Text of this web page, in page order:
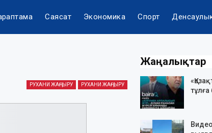
Саясат Экономика Спорт
РУХАНИ ЖАҢҒЫРУ РУХАНИ ЖАҢҒЫРУ
Жаңалықтар
тұлға